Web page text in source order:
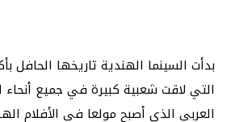
بدأت السينما الهندية تاريخها الحافل
التي لاقت شعبية كبيرة في جميع أنحاء
العربي الذي أصبح مولعا في الأفلام